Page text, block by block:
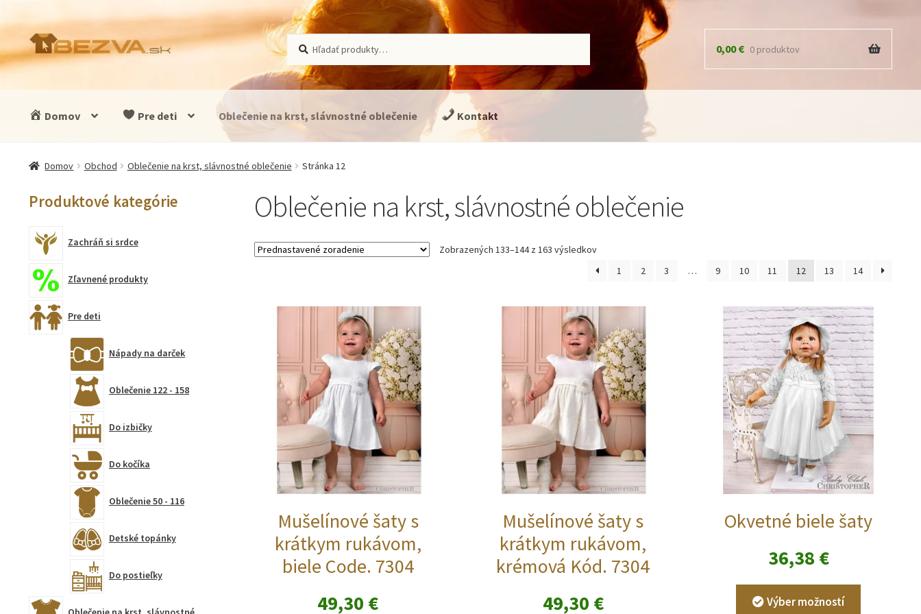
Preskočiť
na
navigáciu
Preskočiť
na
obsah
Hľadať:
Vyhľadávanie
0,00€ 0 produktov
Domov Pre deti Oblečenie na krst, slávnostné oblečenie Kontakt
Domov Obchod Oblečenie na krst, slávnostné oblečenie Stránka 12
Oblečenie na krst, slávnostné oblečenie
Zobrazených 133–144 z 163 výsledkov
1
2 3 … 9 10 11 12 13 14
Mušelínové šaty s
krátkym rukávom,
biele Code. 7304
49,30 €
Mušelínové šaty s
krátkym rukávom,
krémová Kód. 7304
49,30 €
Okvetné biele šaty
36,38€
Výber možností
Produktové kategórie
Zachráň si srdce
Zľavnené produkty
Pre deti
Nápady na darček
Oblečenie 122 - 158
Do izbičky
Do kočíka
Oblečenie 50 - 116
Detské topánky
Do postieľky